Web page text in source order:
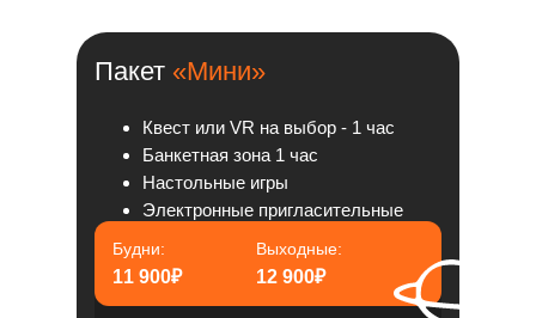
Пакет «Мини»
Квест или VR на выбор - 1 час
Банкетная зона 1 час
Настольные игры
Электронные пригласительные
Будни: Выходные:
11 900₽ 12 900₽